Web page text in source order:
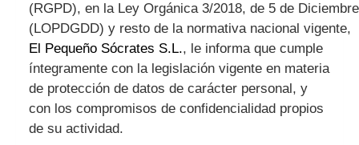
(RGPD), en la Ley Orgánica 3/2018, de 5 de
(LOPDGDD) y resto de la normativa nacional vigente,
El Pequeño Sócrates S.L., le informa que cumple
íntegramente con la legislación vigente en materia
de protección de datos de carácter personal, y
con los compromisos de confidencialidad propios
de su actividad.